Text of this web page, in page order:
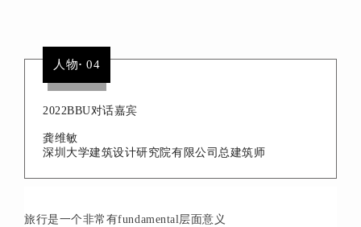
人物·04
2022BBU对话嘉宾
龚维敏
深圳大学建筑设计研究院有限公司总建筑师
旅行是一个非常有fundamental层面意义